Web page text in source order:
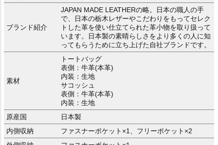
ブランド紹介
JAPAN MADE LEATHERの略。日本の職人の手
で、日本の栃木レザーやこだわりをもってセレク
トした革を使い仕立てられた革小物を取り扱って
います。日本製の素晴らしさをより多くの人に知
ってもらうために立ち上げた自社ブランドです。
素材
トートバッグ
表側：牛革(本革)
内装：生地
サコッシュ
表側：牛革(本革)
内装：生地
原産国
日本製
内側収納
ファスナーポケット×1、フリーポケット×2